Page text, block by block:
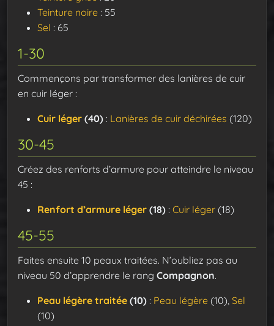
Teinture noire : 55
Sel : 65
1-30
Commençons par transformer des lanières de cuir
en cuir léger :
Cuir léger (40) : Lanières de cuir déchirées (120)
30-45
Créez des renforts d’armure pour atteindre le niveau
45 :
Renfort d’armure léger (18) : Cuir léger (18)
45-55
Faites ensuite 10 peaux traitées. N’oubliez pas au
niveau 50 d’apprendre le rang Compagnon.
Peau légère traitée (10) : Peau légère (10), Sel
(10)